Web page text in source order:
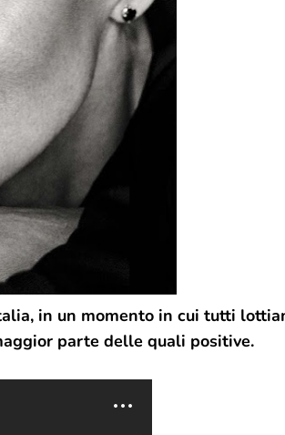
in un momento in cui tutti
parte delle quali positive.